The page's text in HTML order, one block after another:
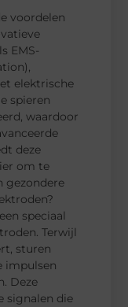
voordelen
EMS-
elektrische
spieren
waardoor
deze
om te
gezondere
speciaal
Terwijl
sturen
impulsen
Deze
signalen die